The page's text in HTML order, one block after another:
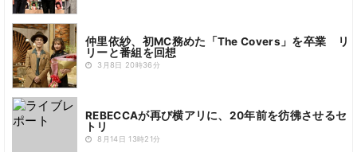
仲里依紗、初MC務めた「The Covers」を卒業 リ
リーと番組を回想
3月8日 20時36分
REBECCAが再び横アリに、20年前を彷彿させるセ
トリ
8月14日 13時21分